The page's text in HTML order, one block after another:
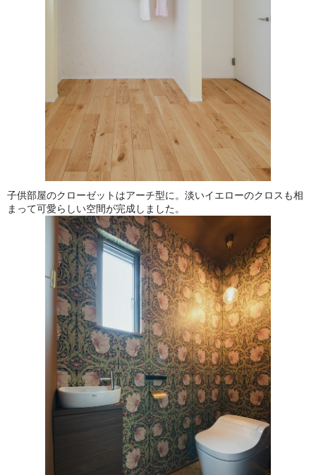
子供部屋のクローゼットはアーチ型に。淡いイエローのクロスも相
まって可愛らしい空間が完成しました。